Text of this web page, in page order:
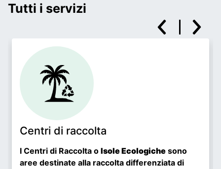
Tutti i servizi
Next
Centri di raccolta
I Centri di Raccolta o Isole Ecologiche sono
aree destinate alla raccolta differenziata di